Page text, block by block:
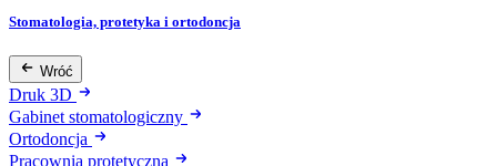
Stomatologia, protetyka i ortodoncja
Wróć
Druk 3D
Gabinet stomatologiczny
Ortodoncja
Pracownia protetyczna